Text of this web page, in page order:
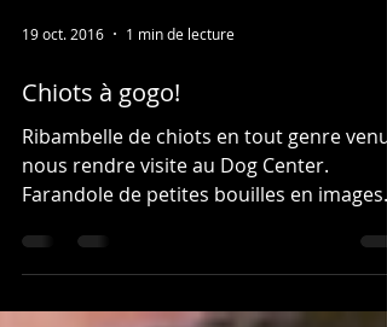
19 oct. 2016 1 min de lecture
Chiots à gogo!
Ribambelle de chiots en tout genre venus
pour le plaisir des...